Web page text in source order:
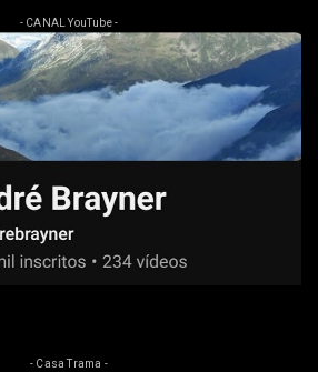
- CANAL YouTube -
- Casa Trama -